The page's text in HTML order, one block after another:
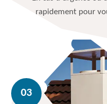
rapidement pour